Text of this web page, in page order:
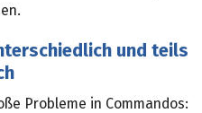
und teils
Probleme in Commandos: